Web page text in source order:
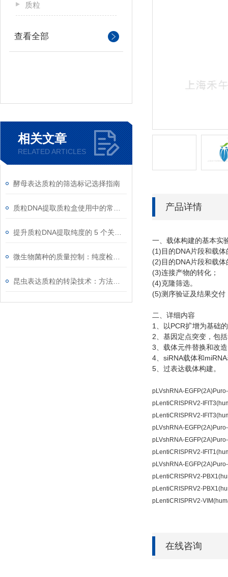
质粒
查看全部
相关文章
RELATED ARTICLES
酵母表达质粒的筛选标记选择指南
产品详情
一、载体构建的基本实
(1) 目的DNA片段和载体
(2) 目的DNA片段和载体
(3)连接产物的转化；
(4)克隆筛选。
(5)测序验证及结果交付
二、详细内容
1 、以PCR扩增为基础
2、基因定点突变，包
3、载体元件替换和改
4、 siRNA载体和 miRNA
5、过表达载体构建。
pLVshRNA-
pLentiCRISPRV2-
pLentiCRISPRV2-
pLVshRNA-
pLVshRNA-
pLentiCRISPRV2-
pLVshRNA-
pLentiCRISPRV2-
pLentiCRISPRV2-
pLentiCRISPRV2-
在线咨询